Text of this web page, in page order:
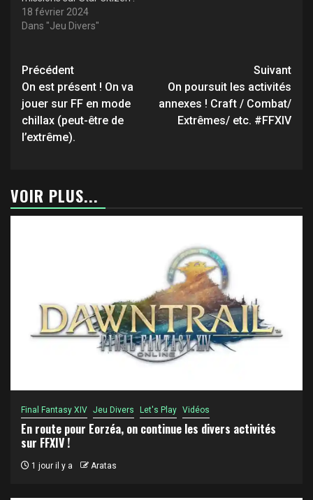
18 février 2024
Dans "Jeu Divers"
Navigation
d’article
Précédent
On est présent ! On va
jouer sur FF en mode
chillax (peut-être de
l’extrême).
Suivant
On poursuit les activités
annexes ! Craft / Combat/
Extrêmes/ etc. #FFXIV
VOIR PLUS...
Final Fantasy XIV Jeu Divers Let's Play Vidéos
En route pour Eorzéa, on continue les divers activités
sur FFXIV !
1 jour il y a Aratas